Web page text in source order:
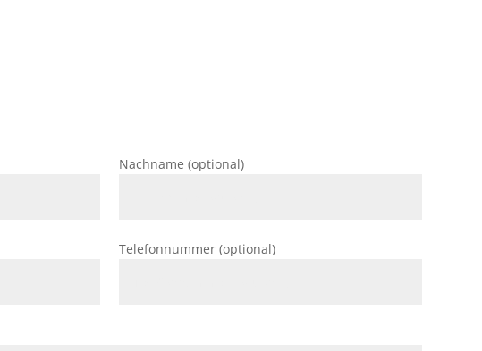
Nachname (optional)
Telefonnummer (optional)